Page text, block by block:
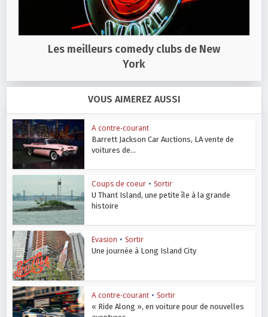
Les meilleurs comedy clubs de New
York
VOUS AIMEREZ AUSSI
A contre-courant
Barrett Jackson Car Auctions, LA vente de
voitures de...
Coups de coeur • Sortir
U Thant Island, une petite île à la grande
histoire
Evasion • Sortir
Une journée à Long Island City
A contre-courant • Sortir
« Ride Along », en voiture pour de nouvelles